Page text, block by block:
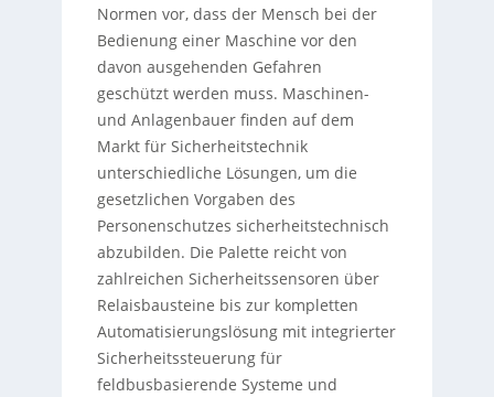
Normen vor, dass der Mensch bei der
Bedienung einer Maschine vor den
davon ausgehenden Gefahren
geschützt werden muss. Maschinen-
und Anlagenbauer finden auf dem
Markt für Sicherheitstechnik
unterschiedliche Lösungen, um die
gesetzlichen Vorgaben des
Personenschutzes sicherheitstechnisch
abzubilden. Die Palette reicht von
zahlreichen Sicherheitssensoren über
Relaisbausteine bis zur kompletten
Automatisierungslösung mit integrierter
Sicherheitssteuerung für
feldbusbasierende Systeme und